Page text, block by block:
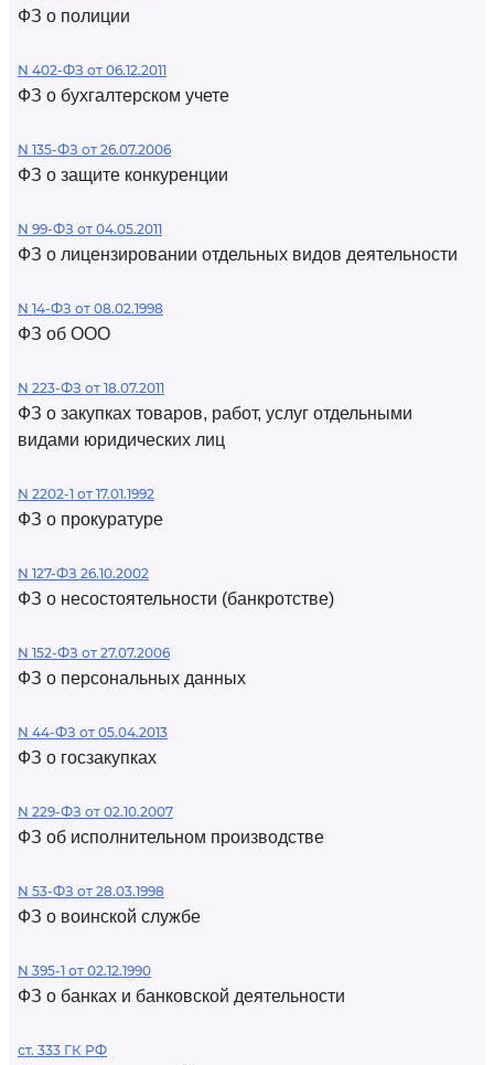
ФЗ о полиции
N 402-ФЗ от 06.12.2011
ФЗ о бухгалтерском учете
N 135-ФЗ от 26.07.2006
ФЗ о защите конкуренции
N 99-ФЗ от 04.05.2011
ФЗ о лицензировании отдельных видов деятельности
N 14-ФЗ от 08.02.1998
ФЗ об ООО
N 223-ФЗ от 18.07.2011
ФЗ о закупках товаров, работ, услуг отдельными
видами юридических лиц
N 2202-1 от 17.01.1992
ФЗ о прокуратуре
N 127-ФЗ 26.10.2002
ФЗ о несостоятельности (банкротстве)
N 152-ФЗ от 27.07.2006
ФЗ о персональных данных
N 44-ФЗ от 05.04.2013
ФЗ о госзакупках
N 229-ФЗ от 02.10.2007
ФЗ об исполнительном производстве
N 53-ФЗ от 28.03.1998
ФЗ о воинской службе
N 395-1 от 02.12.1990
ФЗ о банках и банковской деятельности
ст. 333 ГК РФ